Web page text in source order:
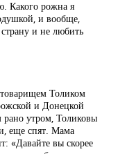
Какого рожна я
и вообще,
и не любить
Толиком
и Донецкой
утром, Толиковы
еще спят. Мама
«Давайте вы скорее